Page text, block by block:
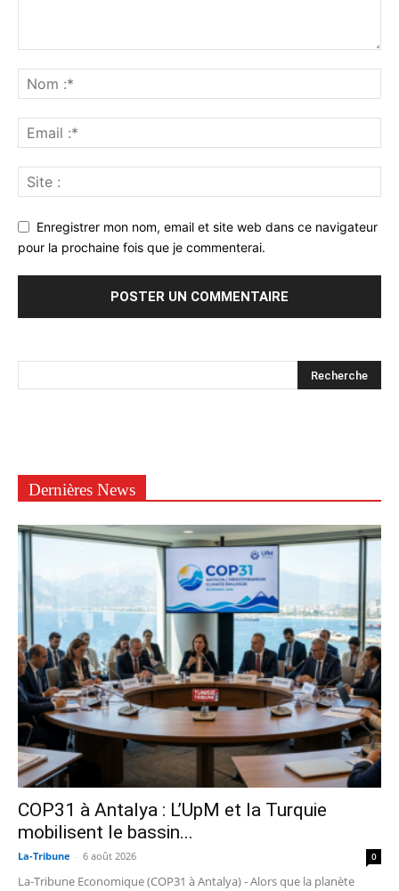
Enregistrer mon nom, email et site web dans ce navigateur
pour la prochaine fois que je commenterai.
Dernières News
COP31 à Antalya : L’UpM et la Turquie
mobilisent le bassin...
La-Tribune - 6 août 2026 0
La-Tribune Economique (COP31 à Antalya) - Alors que la planète